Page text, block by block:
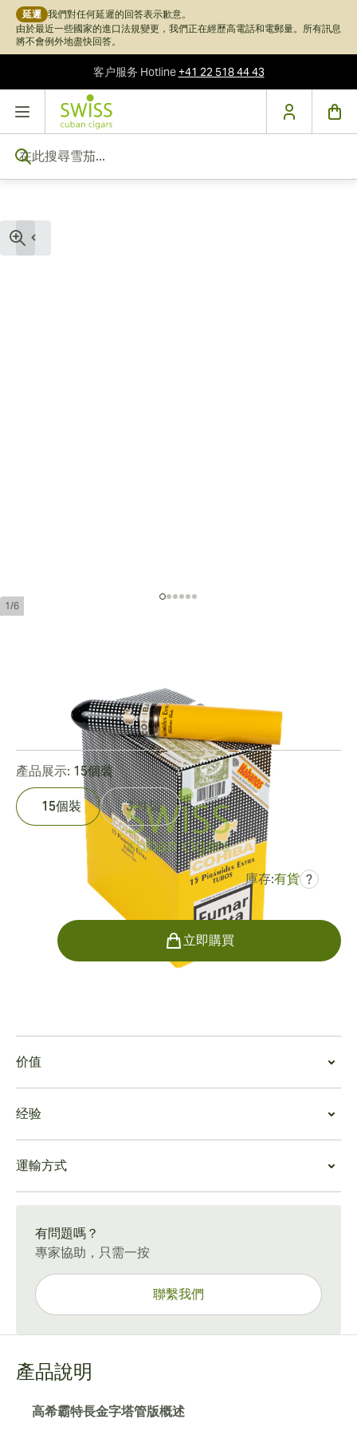
延遲 我們對任何延遲的回答表示歉意。
由於最近一些國家的進口法規變更，我們正在經歷高電話和電郵量。所有訊息
將不會例外地盡快回答。
客户服务 Hotline+41 22 518 44 43
1/6
長度:160 mm / 6.25 英寸
0點評
HK$5,494.01 HK$9,992.68
庫存:有貨 ?
產品展示: 15個裝
15個裝 3 件裝
立即購買
時尚、色彩明亮的茄衣是奢華、頂級高希霸雪茄外觀和感
覺的迷人典範。淡淡的怡人香氣撲鼻而來，冷飲則帶來甜
可從頭到尾提供最佳的煙霧。
高希霸特長金字塔管版雪茄具有滑順、醇厚的口感，最初
帶有泥土、甘草、榛果和香草奶油的味道。淡淡的可可、
价值
高希霸特長金字塔管版雪茄口感滑順、平衡、鮮美，堪稱
全世界最好的雪茄之一。雖然並非適合所有預算，但高希
霸特長金字塔管版雪茄提供了令人難忘、收穫豐富的古巴
雪茄體驗。
高希霸特長金字塔管版雪茄是想要古巴最優質絲滑美味雪
保護管中，讓您可以安全、方便地將特殊的雪茄帶到任何
地方。
经验
從順滑的口感到豐富而均衡的風味，高希霸特長金字塔管
版雪茄可以滿足各種口味。誠然，雪茄價格昂貴，但它們
忌、白蘭地或朗姆酒而設計。
高希霸特長金字塔管版結合了正宗高希霸雪茄的奢華、獨
特的雪茄形狀以及便攜式管的便利性。結果是一次經典的
度假，讓您放鬆並品嚐當今最好的古巴雪茄之一。
運輸方式
有問題嗎？
專家協助，只需一按
聯繫我們
產品說明
高希霸特長金字塔管版概述